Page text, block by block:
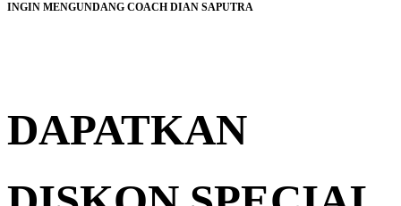
INGIN MENGUNDANG COACH DIAN SAPUTRA
DAPATKAN